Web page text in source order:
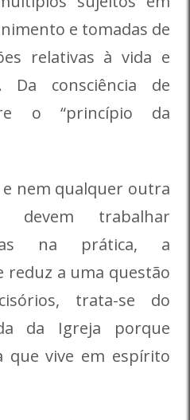
e tomadas de
relativas à vida e
Da consciência de
o “princípio da
nem qualquer outra
trabalhar
na prática, a
reduz a uma questão
trata-se do
da Igreja porque
que vive em espírito